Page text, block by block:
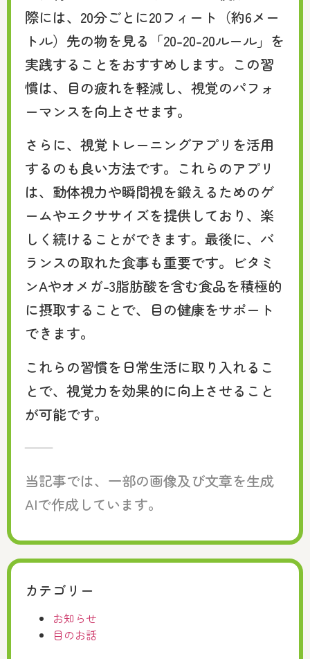
際には、20分ごとに20フィート（約6メー
トル）先の物を見る「20-20-20ルール」を
実践することをおすすめします。この習
慣は、目の疲れを軽減し、視覚のパフォ
ーマンスを向上させます。
さらに、視覚トレーニングアプリを活用
するのも良い方法です。これらのアプリ
は、動体視力や瞬間視を鍛えるためのゲ
ームやエクササイズを提供しており、楽
しく続けることができます。最後に、バ
ランスの取れた食事も重要です。ビタミ
ンAやオメガ-3脂肪酸を含む食品を積極的
に摂取することで、目の健康をサポート
できます。
これらの習慣を日常生活に取り入れるこ
とで、視覚力を効果的に向上させること
が可能です。
——
当記事では、一部の画像及び文章を生成
AIで作成しています。
カテゴリー
お知らせ
目のお話